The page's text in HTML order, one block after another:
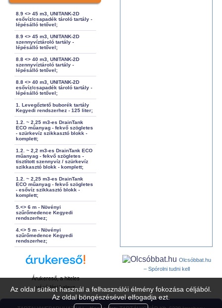
Az oldal sütiket használ a felhasználói élmény fokozása céljából.
Az oldal böngészésével elfogadja ezt.
8.9 <> 45 m3, UNITANK-2D
esővíz/csapadék tároló tartály -
lépésálló tetővel;
8.9 <> 45 m3, UNITANK-2D
szennyvíztároló tartály -
lépésálló tetővel;
8.8 <> 40 m3, UNITANK-2D
szennyvíztároló tartály -
lépésálló tetővel;
8.8 <> 40 m3, UNITANK-2D
esővíz/csapadék tároló tartály -
lépésálló tetővel;
1. Levegőztető buborék tartály
Kegyedi rendszerhez - 125 liter;
1.2. ~ 2,25 m3-es DrainTank
ECO műanyag - fekvő szögletes
- szürkevíz szikkasztó blokk -
komplett;
1.2. ~ 2,2 m3-es DrainTank ECO
műanyag - fekvő szögletes -
tisztított szennyvíz / szürkevíz
szikkasztó blokk - komplett;
1.2. ~ 2,25 m3-es DrainTank
ECO műanyag - fekvő szögletes
- esővíz szikkasztó blokk -
komplett;
5.<> 6 m - Növényi
szűrőmedence Kegyedi
rendszerhez;
4.<> 5 m - Növényi
szűrőmedence Kegyedi
rendszerhez;
Árukereső, a hiteles
vásárlási kalauz
Olcsóbbat.hu
– Spórolni tudni kell